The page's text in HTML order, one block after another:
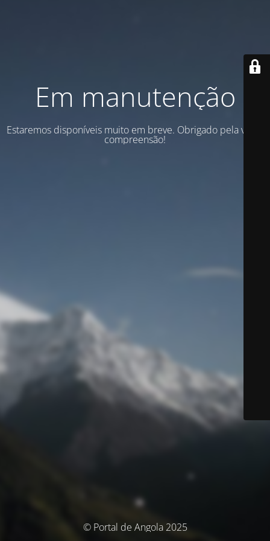
Em manutenção
Estaremos disponíveis muito em breve. Obrigado pela vossa
compreensão!
© Portal de Angola 2025